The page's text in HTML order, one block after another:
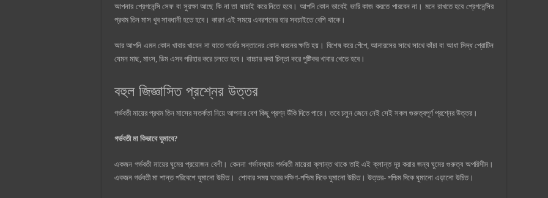
আপনার প্রেগনেন্সি সেফ বা সুরক্ষা আছে কি না তা যাচাই করে নিতে হবে। আপনি কোন ভাবেই ভারি কাজ করতে পারবেন না। মনে রাখতে হবে প্রেগনেন্সির
প্রথম তিন মাস খুব সাবধানী হতে হবে। কারণ এই সময়ে এবরশনের হার সবচাইতে বেশি থাকে।
আর আপনি এমন কোন খাবার খাবেন না যাতে গর্ভের সন্তানের কোন ধরনের ক্ষতি হয়। বিশেষ করে পেঁপে, আনারসের সাথে সাথে কাঁচা বা আধা সিদ্ধ প্রোটিন
যেমন মাছ, মাংস, ডিম এসব পরিহার করে চলতে হবে। বাচ্চার কথা চিন্তা করে পুষ্টিকর খাবার খেতে হবে।
বহুল জিজ্ঞাসিত প্রশ্নের উত্তর
গর্ভবতী মায়ের প্রথম তিন মাসের সতর্কতা নিয়ে আপনার বেশ কিছু প্রশ্ন উঁকি দিতে পারে। তবে চলুন জেনে নেই সেই সকল গুরুত্বপূর্ণ প্রশ্নের উত্তর।
গর্ভবতী মা কিভাবে ঘুমাবে?
একজন গর্ভবতী মায়ের ঘুমের প্রয়োজন বেশী। কেননা গর্ভাবস্থায় গর্ভবতী মায়েরা ক্লান্ত থাকে তাই এই ক্লান্ত দূর করার জন্য ঘুমের গুরুত্ব অপরিসীম।
একজন গর্ভবতী মা শান্ত পরিবেশে ঘুমানো উচিত। শোবার সময় ঘরের দক্ষিণ-পশ্চিম দিকে ঘুমানো উচিত। উত্তর- পশ্চিম দিকে ঘুমানো এড়ানো উচিত।